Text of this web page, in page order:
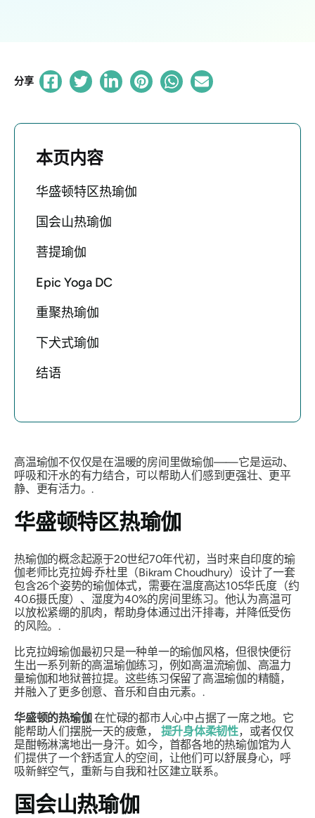
分享
本页内容
华盛顿特区热瑜伽
国会山热瑜伽
菩提瑜伽
Epic Yoga DC
重聚热瑜伽
下犬式瑜伽
结语
高温瑜伽不仅仅是在温暖的房间里做瑜伽——它是运动、
呼吸和汗水的有力结合，可以帮助人们感到更强壮、更平
静、更有活力。.
华盛顿特区热瑜伽
热瑜伽的概念起源于20世纪70年代初，当时来自印度的瑜
伽老师比克拉姆·乔杜里（Bikram Choudhury）设计了一套
包含26个姿势的瑜伽体式，需要在温度高达105华氏度（约
40.6摄氏度）、湿度为40%的房间里练习。他认为高温可
以放松紧绷的肌肉，帮助身体通过出汗排毒，并降低受伤
的风险。.
比克拉姆瑜伽最初只是一种单一的瑜伽风格，但很快便衍
生出一系列新的高温瑜伽练习，例如高温流瑜伽、高温力
量瑜伽和地狱普拉提。这些练习保留了高温瑜伽的精髓，
并融入了更多创意、音乐和自由元素。.
华盛顿的热瑜伽在忙碌的都市人心中占据了一席之地。它
能帮助人们摆脱一天的疲惫， 提升身体柔韧性，或者仅仅
是酣畅淋漓地出一身汗。如今，首都各地的热瑜伽馆为人
们提供了一个舒适宜人的空间，让他们可以舒展身心，呼
吸新鲜空气，重新与自我和社区建立联系。
国会山热瑜伽